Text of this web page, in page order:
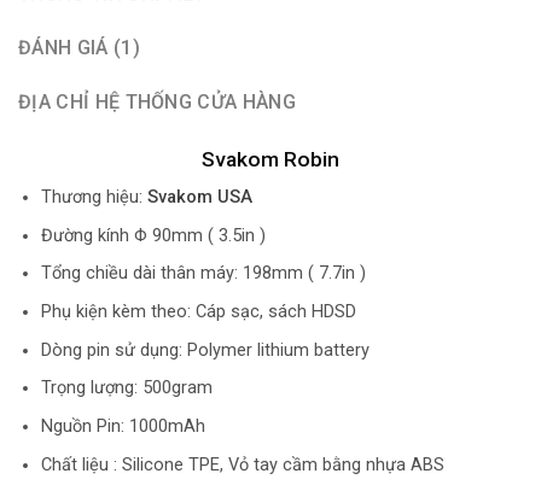
ĐÁNH GIÁ (1)
ĐỊA CHỈ HỆ THỐNG CỬA HÀNG
Svakom Robin
Thương hiệu: Svakom USA
Đường kính Φ 90mm ( 3.5in )
Tổng chiều dài thân máy: 198mm ( 7.7in )
Phụ kiện kèm theo: Cáp sạc, sách HDSD
Dòng pin sử dụng: Polymer lithium battery
Trọng lượng: 500gram
Nguồn Pin: 1000mAh
Chất liệu : Silicone TPE, Vỏ tay cầm bằng nhựa ABS